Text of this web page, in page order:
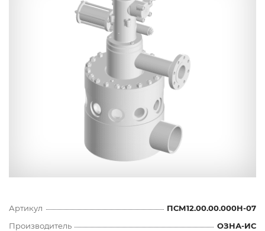
Артикул
ПСМ12.00.00.000Н-07
Производитель
ОЗНА-ИС